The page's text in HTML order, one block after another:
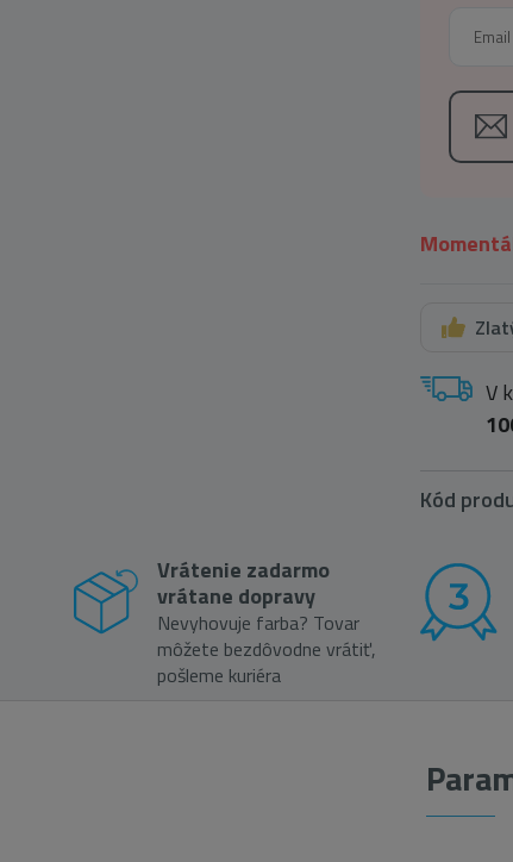
V
Kód
Vrátenie zadarmo
vrátane dopravy
Nevyhovuje farba? Tovar
môžete bezdôvodne vrátiť,
pošleme kuriéra